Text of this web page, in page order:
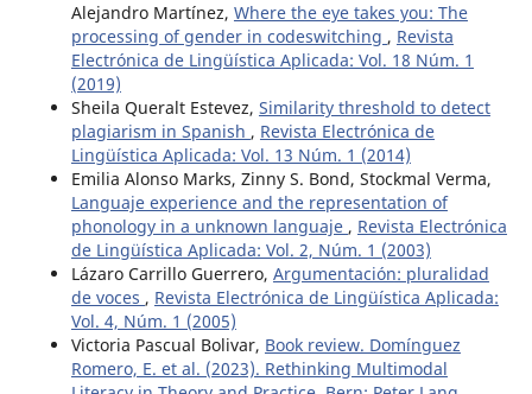
Alejandro Martínez, Where the eye takes you: The
processing of gender in codeswitching , Revista
Electrónica de Lingüística Aplicada: Vol. 18 Núm. 1
(2019)
Sheila Queralt Estevez, Similarity threshold to detect
plagiarism in Spanish , Revista Electrónica de
Lingüística Aplicada: Vol. 13 Núm. 1 (2014)
Emilia Alonso Marks, Zinny S. Bond, Stockmal Verma,
Languaje experience and the representation of
phonology in a unknown languaje , Revista Electrónica
de Lingüística Aplicada: Vol. 2, Núm. 1 (2003)
Lázaro Carrillo Guerrero, Argumentación: pluralidad
de voces , Revista Electrónica de Lingüística Aplicada:
Vol. 4, Núm. 1 (2005)
Victoria Pascual Bolivar, Book review. Domínguez
Romero, E. et al. (2023). Rethinking Multimodal